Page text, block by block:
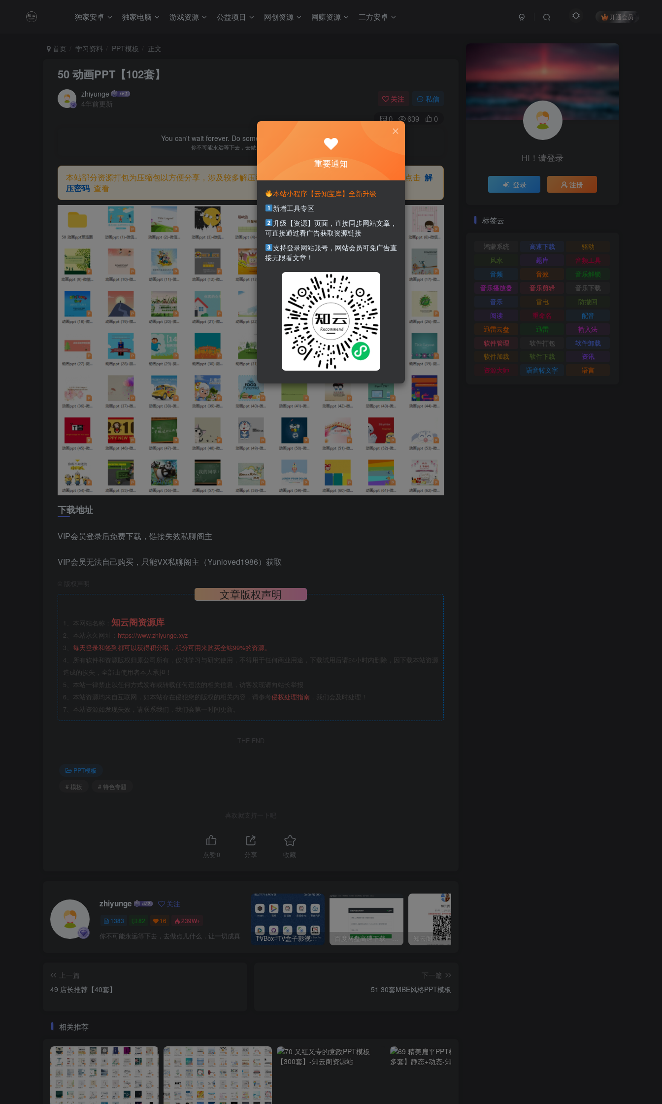
独家安卓 独家电脑 游戏资源 公益项目 网创资源 网赚资源 三方安卓 开通会员
首页 学习资料 PPT模板 正文
50 动画PPT【102套】
zhiyunge
4年前更新
关注 私信
0 639 0
You can't wait forever. Do something and make it happen.
你不可能永远等下去，去做点儿什么，让一切成真
本站部分资源打包为压缩包以方便分享，涉及较多解压密码，如果你下载的资源需要解压密码，请点击 解
压密码 查看
下载地址
VIP会员登录后免费下载，链接失效私聊阁主
VIP会员无法自己购买，只能VX私聊阁主（Yunloved1986）获取
版权声明
文章版权声明
1、本网站名称： 知云阁资源库
2、本站永久网址： https://www.zhiyunge.xyz
3、 每天登录和签到都可以获得积分哦，积分可用来购买全站99%的资源。
4、所有软件和资源版权归原公司所有，仅供学习与研究使用，不得用于任何商业用途，下载试用后请24小时内删除，因下载本站资源
造成的损失，全部由使用者本人承担！
5、本站一律禁止以任何方式发布或转载任何违法的相关信息，访客发现请向站长举报
6、本站资源均来自互联网，如本站存在侵犯您的版权的相关内容，请参考侵权处理指南 ，我们会及时处理！
7、本站资源如发现失效，请联系我们，我们会第一时间更新。
THE END
PPT模板
# 模板
# 特色专题
喜欢就支持一下吧
点赞 0 分享 收藏
zhiyunge 关注
1383 82 16 239W+
你不可能永远等下去，去做点儿什么，让一切成真 TVBox–TV盒子影视神器【附视频源和下载地址】【附自带源软件】
上一篇
49 店长推荐【40套】
下一篇
51 30套MBE风格PPT模板
相关推荐
HI！请登录
登录 注册
标签云
鸿蒙系统 高速下载
驱动
风水
题库
音频工具
音频
音效
音乐解锁
音乐播放器
音乐剪辑
音乐下载
音乐
雷电
防撤回
阅读
重命名
配音
迅雷云盘
迅雷
输入法
软件管理
软件打包
软件卸载
软件加载
软件下载
资讯
资源大师
语音转文字 语言
重要通知
本站小程序【云知宝库】全新升级
新增工具专区
升级【资源】页面，直接同步网站文章，
可直接通过看广告获取资源链接
支持登录网站账号，网站会员可免广告直
接无限看文章！